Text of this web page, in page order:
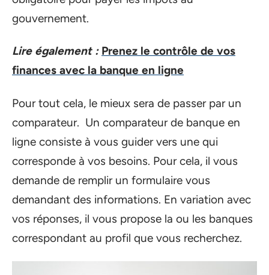
gouvernement.
Lire également : Prenez le contrôle de vos
finances avec la banque en ligne
Pour tout cela, le mieux sera de passer par un
comparateur. Un comparateur de banque en
ligne consiste à vous guider vers une qui
corresponde à vos besoins. Pour cela, il vous
demande de remplir un formulaire vous
demandant des informations. En variation avec
vos réponses, il vous propose la ou les banques
correspondant au profil que vous recherchez.